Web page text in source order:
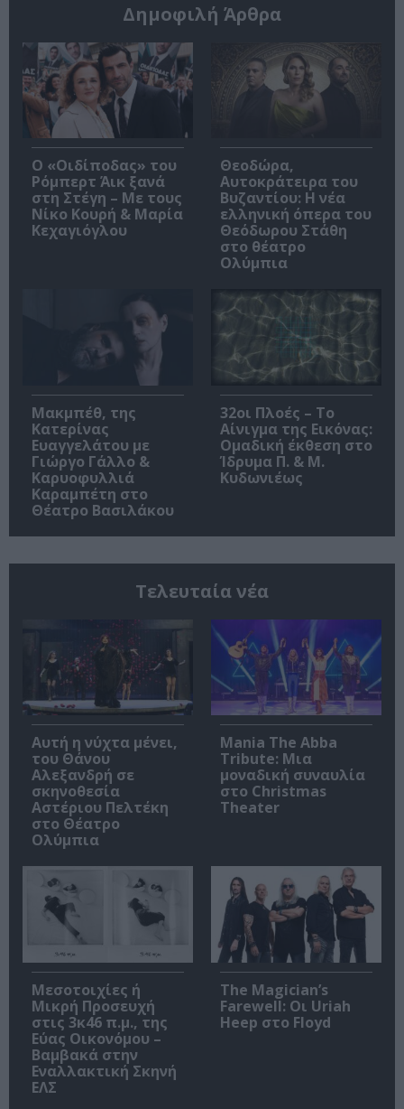
Δημοφιλή Άρθρα
O «Οιδίποδας» του
Ρόμπερτ Άικ ξανά
στη Στέγη – Με τους
Νίκο Κουρή & Μαρία
Κεχαγιόγλου
Θεοδώρα,
Αυτοκράτειρα του
Βυζαντίου: Η νέα
ελληνική όπερα του
Θεόδωρου Στάθη
στο θέατρο
Ολύμπια
Μακμπέθ, της
Κατερίνας
Ευαγγελάτου με
Γιώργο Γάλλο &
Καρυοφυλλιά
Καραμπέτη στο
Θέατρο Βασιλάκου
32οι Πλοές – Το
Αίνιγμα της Εικόνας:
Ομαδική έκθεση στο
Ίδρυμα Π. & Μ.
Κυδωνιέως
Τελευταία νέα
Αυτή η νύχτα μένει,
του Θάνου
Αλεξανδρή σε
σκηνοθεσία
Αστέριου Πελτέκη
στο Θέατρο
Ολύμπια
Mania The Abba
Tribute: Μια
μοναδική συναυλία
στο Christmas
Theater
Μεσοτοιχίες ή
Μικρή Προσευχή
στις 3κ46 π.μ., της
Εύας Οικονόμου –
Βαμβακά στην
Εναλλακτική Σκηνή
ΕΛΣ
The Magician’s
Farewell: Οι Uriah
Heep στο Floyd